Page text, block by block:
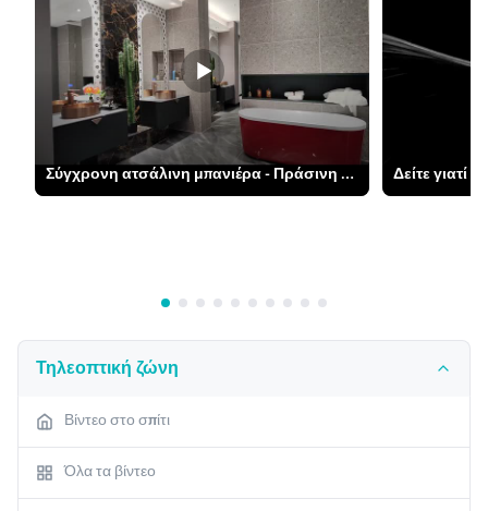
Σύγχρονη ατσάλινη μπανιέρα - Πράσινη W/ Χαλκό λεκάνη & καθρέφτης
Τηλεοπτική ζώνη
Βίντεο στο σπίτι
Όλα τα βίντεο